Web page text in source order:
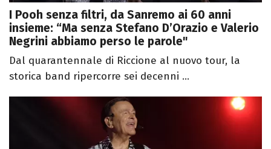
I Pooh senza filtri, da Sanremo ai 60 anni
insieme: “Ma senza Stefano D’Orazio e Valerio
Negrini abbiamo perso le parole"
Dal quarantennale di Riccione al nuovo tour, la
storica band ripercorre sei decenni ...